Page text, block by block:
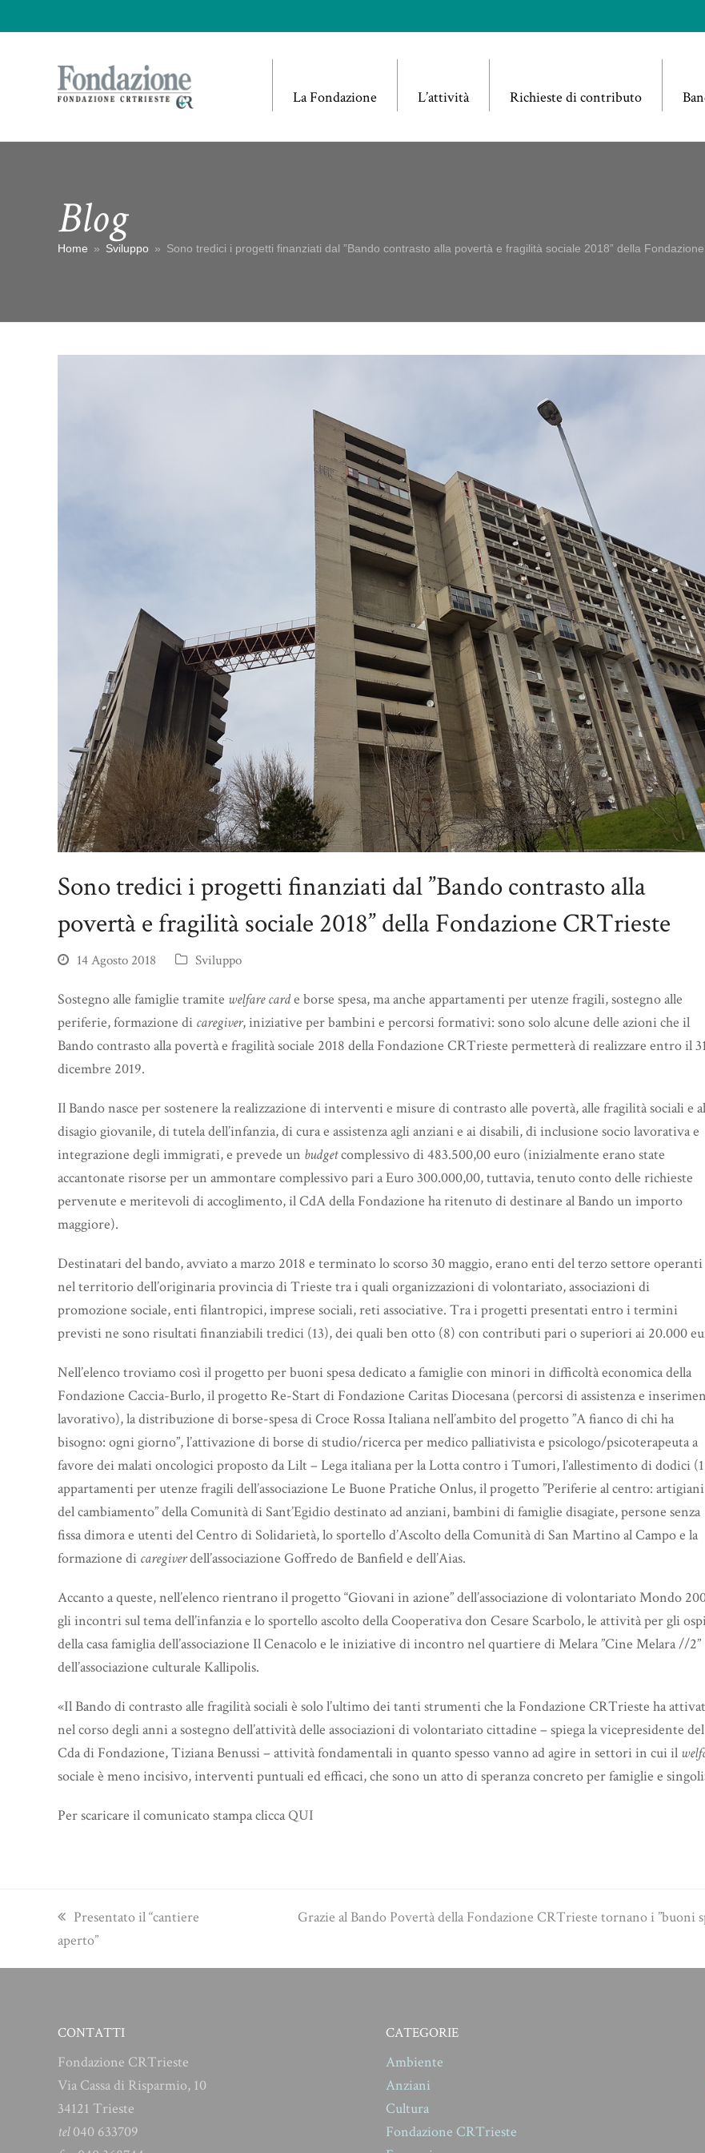
La Fondazione L’attività Richieste di contributo
Blog
Home » Sviluppo » Sono tredici i progetti finanziati dal ”Bando contrasto alla povertà e fragilità sociale 2018” della
Sono tredici i progetti finanziati dal ”Bando contrasto alla
povertà e fragilità sociale 2018” della Fondazione CRTrieste
14 Agosto 2018 Sviluppo
Sostegno alle famiglie tramite welfare carde borse spesa, ma anche appartamenti per utenze fragili, sostegno alle
periferie, formazione di caregiver, iniziative per bambini e percorsi formativi: sono solo alcune delle azioni che il
Bando contrasto alla povertà e fragilità sociale 2018 della Fondazione CRTrieste permetterà di realizzare entro il
dicembre 2019.
Il Bando nasce per sostenere la realizzazione di interventi e misure di contrasto alle povertà, alle fragilità sociali e al
disagio giovanile, di tutela dell’infanzia, di cura e assistenza agli anziani e ai disabili, di inclusione socio lavorativa e
integrazione degli immigrati, e prevede un budgetcomplessivo di 483.500,00 euro (inizialmente erano state
accantonate risorse per un ammontare complessivo pari a Euro 300.000,00, tuttavia, tenuto conto delle richieste
pervenute e meritevoli di accoglimento, il CdA della Fondazione ha ritenuto di destinare al Bando un importo
maggiore).
Destinatari del bando, avviato a marzo 2018 e terminato lo scorso 30 maggio, erano enti del terzo settore operanti
nel territorio dell’originaria provincia di Trieste tra i quali organizzazioni di volontariato, associazioni di
promozione sociale, enti filantropici, imprese sociali, reti associative. Tra i progetti presentati entro i termini
previsti ne sono risultati finanziabili tredici (13), dei quali ben otto (8) con contributi pari o superiori ai 20.000
Nell’elenco troviamo così il progetto per buoni spesa dedicato a famiglie con minori in difficoltà economica della
Fondazione Caccia-Burlo, il progetto Re-Start di Fondazione Caritas Diocesana (percorsi di assistenza e
lavorativo), la distribuzione di borse-spesa di Croce Rossa Italiana nell’ambito del progetto ”A fianco di chi ha
bisogno: ogni giorno”, l’attivazione di borse di studio/ricerca per medico palliativista e psicologo/psicoterapeuta a
favore dei malati oncologici proposto da Lilt – Lega italiana per la Lotta contro i Tumori, l’allestimento di dodici
appartamenti per utenze fragili dell’associazione Le Buone Pratiche Onlus, il progetto ”Periferie al centro: artigiani
del cambiamento” della Comunità di Sant’Egidio destinato ad anziani, bambini di famiglie disagiate, persone senza
fissa dimora e utenti del Centro di Solidarietà, lo sportello d’Ascolto della Comunità di San Martino al Campo e la
formazione di caregiverdell’associazione Goffredo de Banfield e dell’Aias.
Accanto a queste, nell’elenco rientrano il progetto “Giovani in azione” dell’associazione di volontariato Mondo
gli incontri sul tema dell’infanzia e lo sportello ascolto della Cooperativa don Cesare Scarbolo, le attività per gli
della casa famiglia dell’associazione Il Cenacolo e le iniziative di incontro nel quartiere di Melara ”Cine Melara //2”
dell’associazione culturale Kallipolis.
«Il Bando di contrasto alle fragilità sociali è solo l’ultimo dei tanti strumenti che la Fondazione CRTrieste ha
nel corso degli anni a sostegno dell’attività delle associazioni di volontariato cittadine – spiega la vicepresidente del
Cda di Fondazione, Tiziana Benussi – attività fondamentali in quanto spesso vanno ad agire in settori in cui il
sociale è meno incisivo, interventi puntuali ed efficaci, che sono un atto di speranza concreto per famiglie e
Per scaricare il comunicato stampa cliccaQUI
previous
post:
Presentato il “cantiere
aperto”
next
Grazie al Bando Povertà della Fondazione CRTrieste tornano i ”buoni
CONTATTI
Fondazione CRTrieste
Via Cassa di Risparmio, 10
34121 Trieste
tel040 633709
CATEGORIE
Ambiente
Anziani
Cultura
Fondazione CRTrieste